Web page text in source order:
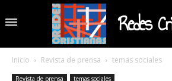
Redes
Inicio Revista de prensa temas sociales
Revista de prensa temas sociales